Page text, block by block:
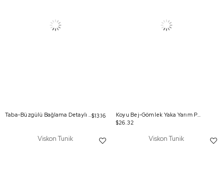
Taba-Büzgülü Bağlama Detaylı Bisiklet Yaka Tunik$13.16
Koyu Bej-Gömlek Yaka Yarım Patlı Yırtmaçlı Arkası Uzun Tunik
$26.32
Viskon Tunik Viskon Tunik